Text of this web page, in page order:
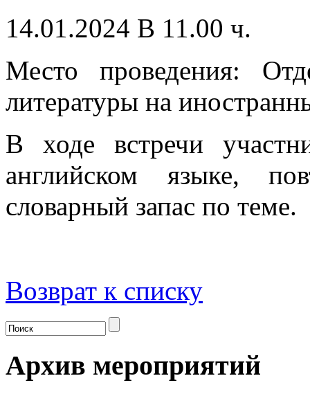
14.01.2024 В 11.00 ч.
Место проведения:
литературы на
В ходе встречи
английском языке,
словарный запас по теме.
Возврат к списку
Архив мероприятий